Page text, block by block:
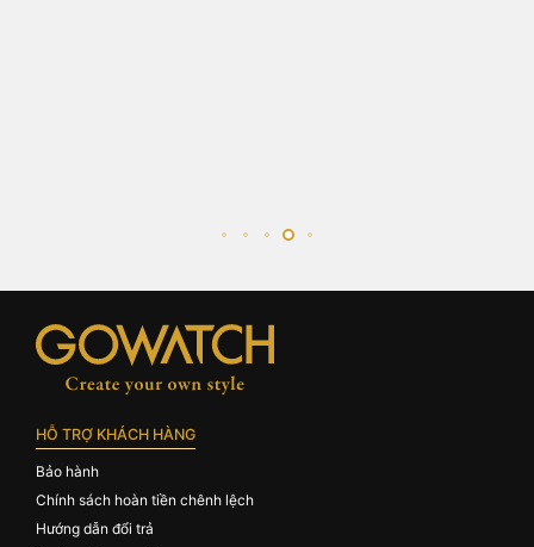
HỖ TRỢ KHÁCH HÀNG
Bảo hành
Chính sách hoàn tiền chênh lệch
Hướng dẫn đổi trả